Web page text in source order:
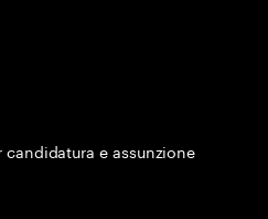
e assunzione